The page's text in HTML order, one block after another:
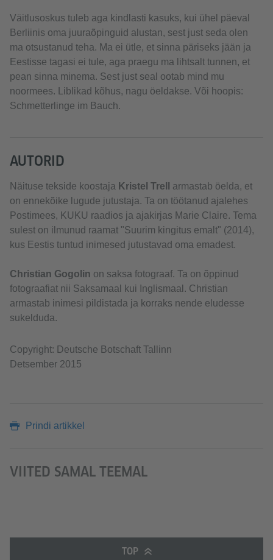
Väitlusoskus tuleb aga kindlasti kasuks, kui ühel päeval
Berliinis oma juuraõpinguid alustan, sest just seda olen
ma otsustanud teha. Ma ei ütle, et sinna päriseks jään ja
Eestisse tagasi ei tule, aga praegu ma lihtsalt tunnen, et
pean sinna minema. Sest just seal ootab mind mu
noormees. Liblikad kõhus, nagu öeldakse. Või hoopis:
Schmetterlinge im Bauch.
AUTORID
Näituse tekside koostaja Kristel Trell
armastab öelda, et
on ennekõike lugude jutustaja. Ta on töötanud ajalehes
Postimees, KUKU raadios ja ajakirjas Marie Claire. Tema
sulest on ilmunud raamat "Suurim kingitus emalt" (2014),
kus Eestis tuntud inimesed jutustavad oma emadest.
Christian Gogolin on saksa fotograaf. Ta on õppinud
fotograafiat nii Saksamaal kui Inglismaal. Christian
armastab inimesi pildistada ja korraks nende eludesse
sukelduda.
Copyright: Deutsche Botschaft Tallinn
Detsember 2015
Prindi artikkel
VIITED SAMAL TEEMAL
TOP